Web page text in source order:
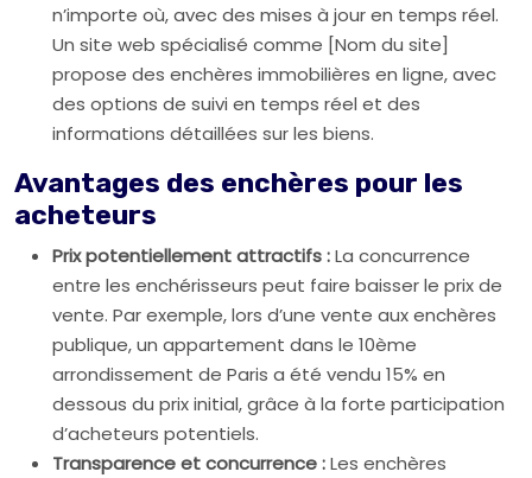
n’importe où, avec des mises à jour en temps réel.
Un site web spécialisé comme [Nom du site]
propose des enchères immobilières en ligne, avec
des options de suivi en temps réel et des
informations détaillées sur les biens.
Avantages des enchères pour les
acheteurs
Prix potentiellement attractifs :La concurrence
entre les enchérisseurs peut faire baisser le prix de
vente. Par exemple, lors d’une vente aux enchères
publique, un appartement dans le 10ème
arrondissement de Paris a été vendu 15% en
dessous du prix initial, grâce à la forte participation
d’acheteurs potentiels.
Transparence et concurrence :Les enchères